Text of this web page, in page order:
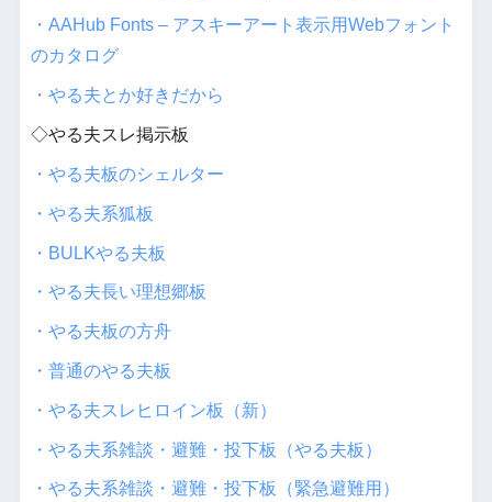
・AAHub Fonts – アスキーアート表示用Webフォント
のカタログ
・やる夫とか好きだから
◇やる夫スレ掲示板
・やる夫板のシェルター
・やる夫系狐板
・BULKやる夫板
・やる夫長い理想郷板
・やる夫板の方舟
・普通のやる夫板
・やる夫スレヒロイン板（新）
・やる夫系雑談・避難・投下板（やる夫板）
・やる夫系雑談・避難・投下板（緊急避難用）